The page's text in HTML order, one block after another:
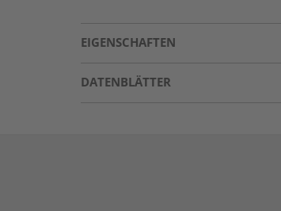
EIGENSCHAFTEN
DATENBLÄTTER